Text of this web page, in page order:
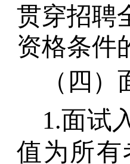
贯穿招聘
资格条件
（四）
1.面试
值为所